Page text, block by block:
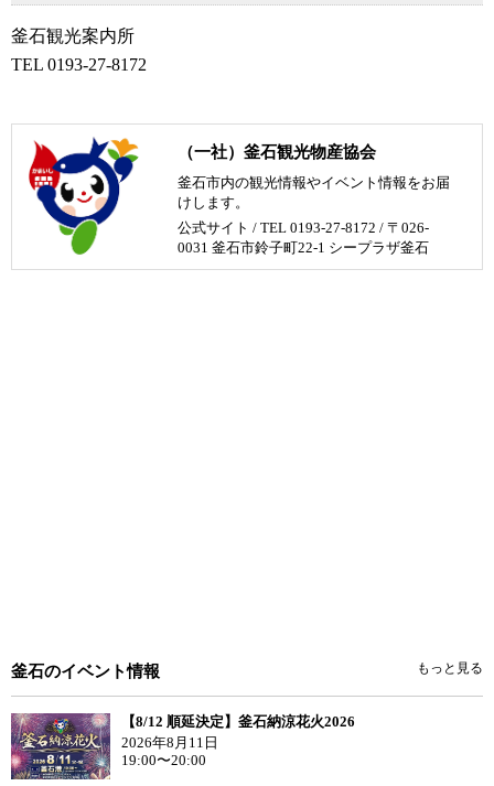
釜石観光案内所
TEL 0193-27-8172
（一社）釜石観光物産協会
釜石市内の観光情報やイベント情報をお届
けします。
公式サイト / TEL 0193-27-8172 / 〒026-
0031 釜石市鈴子町22-1 シープラザ釜石
釜石のイベント情報 もっと見る
【8/12 順延決定】釜石納涼花火2026
2026年8月11日
19:00〜20:00